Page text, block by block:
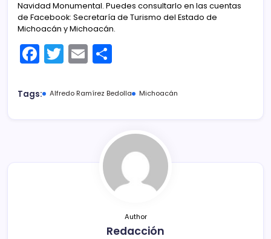
Navidad Monumental. Puedes consultarlo en las cuentas
de Facebook: Secretaría de Turismo del Estado de
Michoacán y Michoacán.
F
a
c
T
w
itt
E
m
ai m
ar
tir
Tags: Alfredo Ramírez Bedolla Michoacán
Author
Redacción